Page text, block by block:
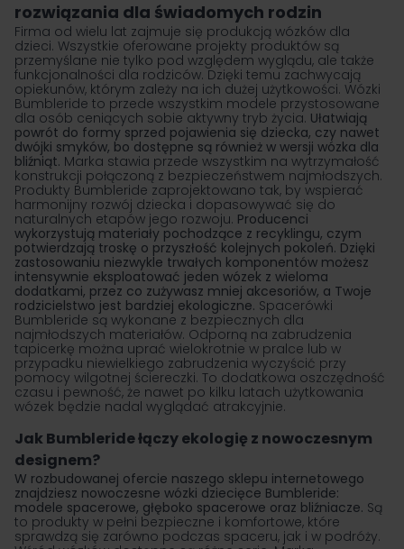
rozwiązania dla świadomych rodzin
Firma od wielu lat zajmuje się produkcją wózków dla
dzieci. Wszystkie oferowane projekty produktów są
przemyślane nie tylko pod względem wyglądu, ale także
funkcjonalności dla rodziców. Dzięki temu zachwycają
opiekunów, którym zależy na ich dużej użytkowości. Wózki
Bumbleride to przede wszystkim modele przystosowane
dla osób ceniących sobie aktywny tryb życia. Ułatwiają
powrót do formy sprzed pojawienia się dziecka, czy nawet
dwójki smyków, bo dostępne są również w wersji wózka dla
bliźniąt. Marka stawia przede wszystkim na wytrzymałość
konstrukcji połączoną z bezpieczeństwem najmłodszych.
Produkty Bumbleride zaprojektowano tak, by wspierać
harmonijny rozwój dziecka i dopasowywać się do
naturalnych etapów jego rozwoju. Producenci
wykorzystują materiały pochodzące z recyklingu, czym
potwierdzają troskę o przyszłość kolejnych pokoleń. Dzięki
zastosowaniu niezwykle trwałych komponentów możesz
intensywnie eksploatować jeden wózek z wieloma
dodatkami, przez co zużywasz mniej akcesoriów, a Twoje
rodzicielstwo jest bardziej ekologiczne. Spacerówki
Bumbleride są wykonane z bezpiecznych dla
najmłodszych materiałów. Odporną na zabrudzenia
tapicerkę można uprać wielokrotnie w pralce lub w
przypadku niewielkiego zabrudzenia wyczyścić przy
pomocy wilgotnej ściereczki. To dodatkowa oszczędność
czasu i pewność, że nawet po kilku latach użytkowania
wózek będzie nadal wyglądać atrakcyjnie.
Jak Bumbleride łączy ekologię z nowoczesnym
designem?
W rozbudowanej ofercie naszego sklepu internetowego
znajdziesz nowoczesne wózki dziecięce Bumbleride:
modele spacerowe, głęboko spacerowe oraz bliźniacze. Są
to produkty w pełni bezpieczne i komfortowe, które
sprawdzą się zarówno podczas spaceru, jak i w podróży.